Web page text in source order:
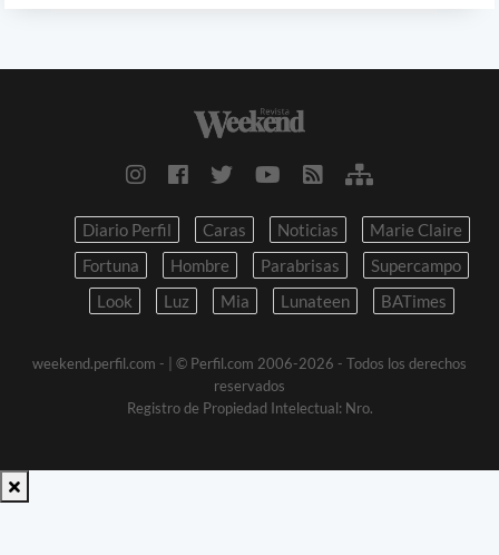
Diario Perfil Caras Noticias
Marie Claire
Fortuna
Hombre Parabrisas
Supercampo
Look
Luz Mia Lunateen BATimes
weekend.perfil.com -
| © Perfil.com 2006-2026 - Todos los derechos
reservados
Registro de Propiedad Intelectual: Nro.